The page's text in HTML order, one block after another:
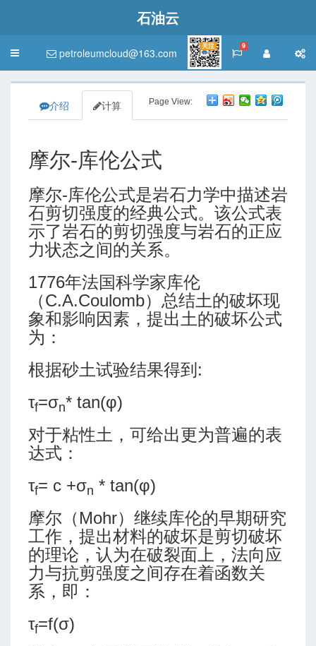
石油云
Toggle
petroleumcloud@163.com
关注 9
与教学资源
和软化系数
介绍 计算 Page View:
摩尔-库伦公式
摩尔-库伦公式是岩石力学中描述岩
石剪切强度的经典公式。该公式表
示了岩石的剪切强度与岩石的正应
力状态之间的关系。
1776年法国科学家库伦
（C.A.Coulomb）总结土的破坏现
象和影响因素，提出土的破坏公式
为：
根据砂土试验结果得到:
τf=σn* tan(φ)
对于粘性土，可给出更为普遍的表
达式：
τf= c +σn * tan(φ)
摩尔（Mohr）继续库伦的早期研究
工作，提出材料的破坏是剪切破坏
的理论，认为在破裂面上，法向应
力与抗剪强度之间存在着函数关
系，即：
τf=f(σ)